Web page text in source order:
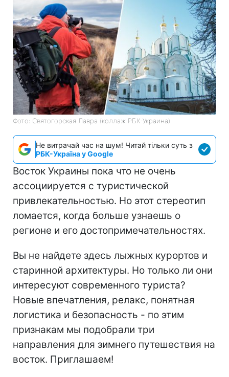
Фото: Святогорская Лавра (коллаж РБК-Украина)
Не витрачай час на шум! Читай тільки суть з
РБК-Україна у Google
Восток Украины пока что не очень
ассоциируется с туристической
привлекательностью. Но этот стереотип
ломается, когда больше узнаешь о
регионе и его достопримечательностях.
Вы не найдете здесь лыжных курортов и
старинной архитектуры. Но только ли они
интересуют современного туриста?
Новые впечатления, релакс, понятная
логистика и безопасность - по этим
признакам мы подобрали три
направления для зимнего путешествия на
восток. Приглашаем!